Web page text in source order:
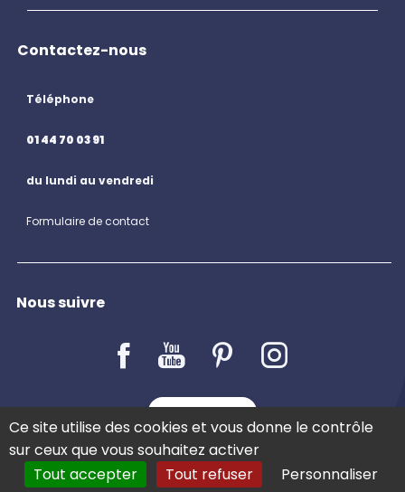
Contactez-nous
Téléphone
01 44 70 03 91
du lundi au vendredi
Formulaire de contact
Nous suivre
LE BLOG
Ce site utilise des cookies et vous donne le contrôle
sur ceux que vous souhaitez activer
Tout accepter
Tout refuser Personnaliser